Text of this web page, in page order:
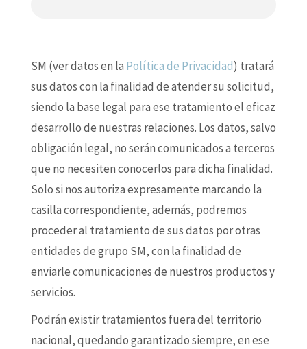
SM (ver datos en la Política de Privacidad) tratará
sus datos con la finalidad de atender su solicitud,
siendo la base legal para ese tratamiento el eficaz
desarrollo de nuestras relaciones. Los datos, salvo
obligación legal, no serán comunicados a terceros
que no necesiten conocerlos para dicha finalidad.
Solo si nos autoriza expresamente marcando la
casilla correspondiente, además, podremos
proceder al tratamiento de sus datos por otras
entidades de grupo SM, con la finalidad de
enviarle comunicaciones de nuestros productos y
servicios.
Podrán existir tratamientos fuera del territorio
nacional, quedando garantizado siempre, en ese